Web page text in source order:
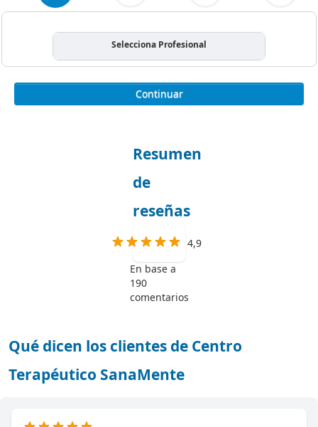
Selecciona Profesional
Continuar
Resumen
de
reseñas
4,9
En base a
190
comentarios
Qué dicen los clientes de Centro
Terapéutico SanaMente